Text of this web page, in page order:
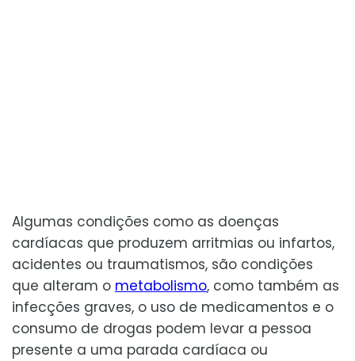
Algumas condições como as doenças
cardíacas que produzem arritmias ou infartos,
acidentes ou traumatismos, são condições
que alteram o metabolismo, como também as
infecções graves, o uso de medicamentos e o
consumo de drogas podem levar a pessoa
presente a uma parada cardíaca ou